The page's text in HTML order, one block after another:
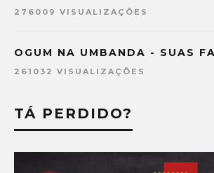
276009 VISUALIZAÇÕES
OGUM NA UMBANDA - SUAS
261032 VISUALIZAÇÕES
TÁ PERDIDO?